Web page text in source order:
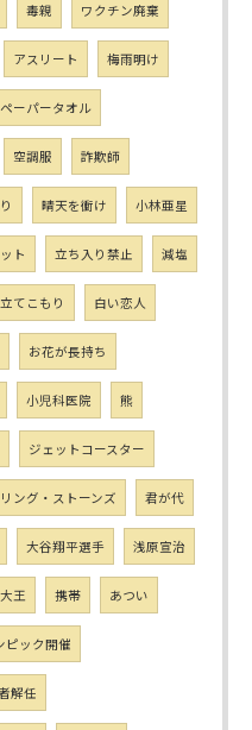
毒親 ワクチン廃棄
アスリート 梅雨明け
ペーパータオル
空調服 詐欺師
晴天を衝け 小林亜星
ト 立ち入り禁止 減塩
立てこもり 白い恋人
お花が長持ち
小児科医院 熊
ジェットコースター
ング・ストーンズ 君が代
大谷翔平選手 浅原宣治
王 携帯 あつい
ピック開催
解任